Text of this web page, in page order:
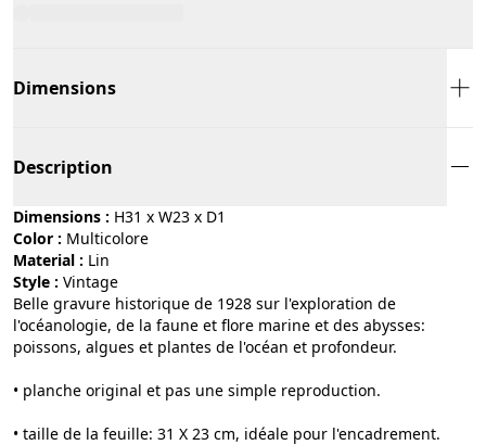
Dimensions
Description
Dimensions : H31 x W23 x D1
Color :
multicolore
Material :
lin
Style :
vintage
Belle gravure historique de 1928 sur l'exploration de
l'océanologie, de la faune et flore marine et des abysses:
poissons, algues et plantes de l'océan et profondeur.
• planche original et pas une simple reproduction.
• taille de la feuille: 31 X 23 cm, idéale pour l'encadrement.